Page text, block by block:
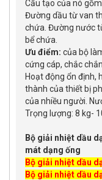
Cấu tạo của nó
Đường dầu từ van
chứa. Đường nước
bể chứa.
Ưu điểm: của bộ
cứng cáp, chắc
Hoạt động ổn định,
thành của thiết bị
của nhiều người.
Trọng lượng: 8 kg-
Bộ giải nhiệt dầu
mát dạng ống
Bộ giải nhiệt dầu
Bộ giải nhiệt dầu